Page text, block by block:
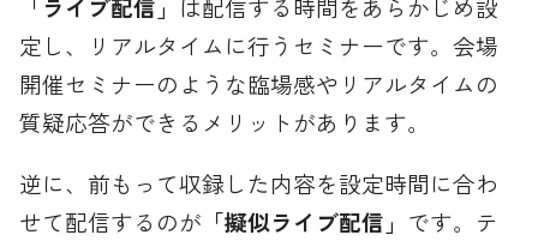
「ライブ配信」 は配信する時間をあらかじめ設
定し、リアルタイムに行うセミナーです。会場
開催セミナーのような臨場感やリアルタイムの
質疑応答ができるメリットがあります。
逆に、前もって収録した内容を設定時間に合わ
せて配信するのが 「擬似ライブ配信」 です。テ